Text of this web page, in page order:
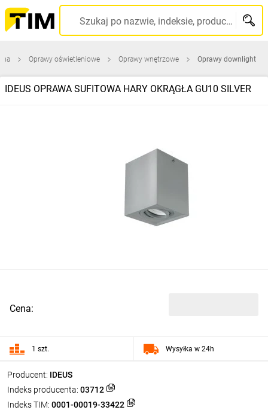
Szukaj po nazwie, indeksie, producencie, kodzie kreskowym...
Oprawy oświetleniowe Oprawy wnętrzowe Oprawy downlight
IDEUS OPRAWA SUFITOWA HARY OKRĄGŁA GU10 SILVER
Producent: IDEUS
Indeks producenta: 03712
Indeks TIM: 0001-00019-33422
Cena:
1 szt. Wysyłka w 24h